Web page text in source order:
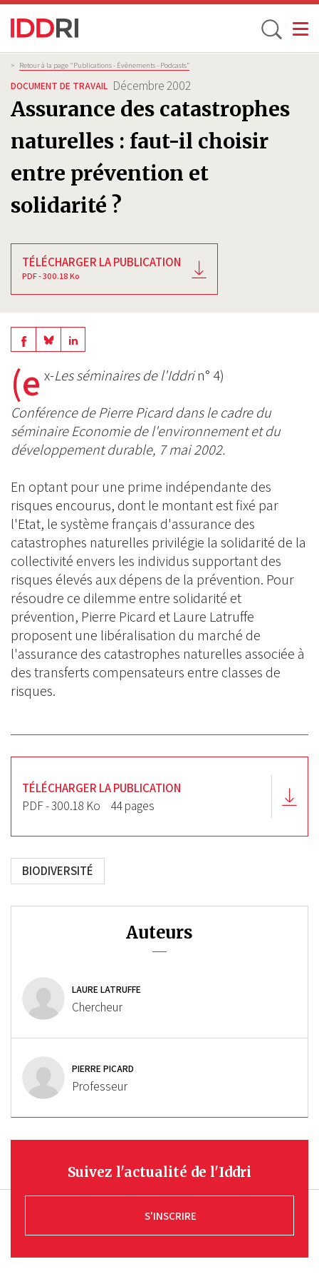
Aller
au
contenu
principal
Toggle
Fil
d'Ariane
> Retour à la page "Publications - Évènements - Podcasts”
DOCUMENT DE TRAVAIL Décembre 2002
Assurance des catastrophes
naturelles : faut-il choisir
entre prévention et
solidarité ?
TÉLÉCHARGER LA PUBLICATION
PDF - 300.18 Ko
Share
Facebook
ShareShare
(e x-Les séminaires de l'Iddrin° 4)
Conférence de Pierre Picard dans le cadre du
séminaire Economie de l'environnement et du
développement durable, 7 mai 2002.
En optant pour une prime indépendante des
risques encourus, dont le montant est fixé par
l'Etat, le système français d'assurance des
catastrophes naturelles privilégie la solidarité de la
collectivité envers les individus supportant des
risques élevés aux dépens de la prévention. Pour
résoudre ce dilemme entre solidarité et
prévention, Pierre Picard et Laure Latruffe
proposent une libéralisation du marché de
l'assurance des catastrophes naturelles associée à
des transferts compensateurs entre classes de
risques.
TÉLÉCHARGER LA PUBLICATION
PDF - 300.18 Ko
44 pages
BIODIVERSITÉ
Auteurs
LAURE LATRUFFE
Chercheur
PIERRE PICARD
Professeur
Suivez l'actualité de l'Iddri
S'INSCRIRE